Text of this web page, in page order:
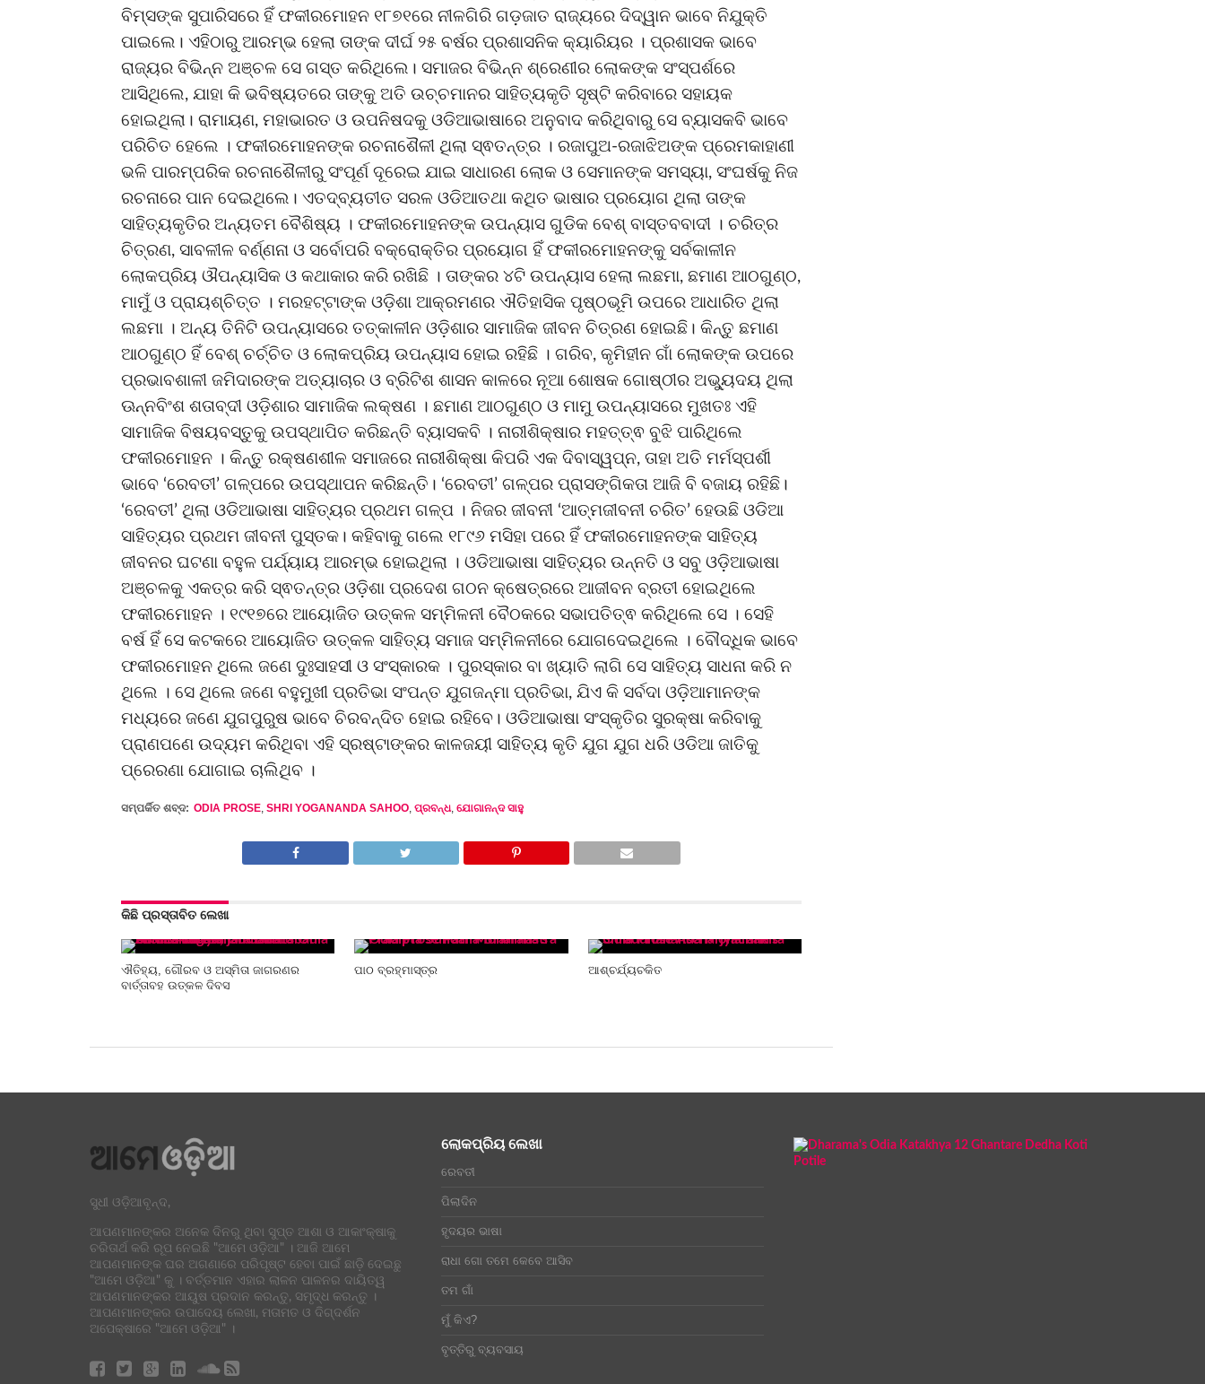
ବିମ୍ସଙ୍କ ସୁପାରିସରେ ହିଁ ଫକୀରମୋହନ ୧୮୭୧ରେ ନୀଳଗିରି ଗଡ଼ଜାତ ରାଜ୍ୟରେ ଦିଦ୍ୱାନ ଭାବେ ନିଯୁକ୍ତି
ପାଇଲେ। ଏହିଠାରୁ ଆରମ୍ଭ ହେଲା ତାଙ୍କ ଦୀର୍ଘ ୨୫ ବର୍ଷର ପ୍ରଶାସନିକ କ୍ୟାରିୟର । ପ୍ରଶାସକ ଭାବେ
ରାଜ୍ୟର ବିଭିନ୍ନ ଅଞ୍ଚଳ ସେ ଗସ୍ତ କରିଥିଲେ। ସମାଜର ବିଭିନ୍ନ ଶ୍ରେଣୀର ଲୋକଙ୍କ ସଂସ୍ପର୍ଶରେ
ଆସିଥିଲେ, ଯାହା କି ଭବିଷ୍ୟତରେ ତାଙ୍କୁ ଅତି ଉଚ୍ଚମାନର ସାହିତ୍ୟକୃତି ସୃଷ୍ଟି କରିବାରେ ସହାୟକ
ହୋଇଥିଲା। ରାମାୟଣ, ମହାଭାରତ ଓ ଉପନିଷଦକୁ ଓଡିଆଭାଷାରେ ଅନୁବାଦ କରିଥିବାରୁ ସେ ବ୍ୟାସକବି ଭାବେ
ପରିଚିତ ହେଲେ । ଫକୀରମୋହନଙ୍କ ରଚନାଶୈଳୀ ଥିଲା ସ୍ଵତନ୍ତ୍ର । ରଜାପୁଅ-ରଜାଝିଅଙ୍କ ପ୍ରେମକାହାଣୀ
ଭଳି ପାରମ୍ପରିକ ରଚନାଶୈଳୀରୁ ସଂପୂର୍ଣ ଦୂରେଇ ଯାଇ ସାଧାରଣ ଲୋକ ଓ ସେମାନଙ୍କ ସମସ୍ୟା, ସଂଘର୍ଷକୁ ନିଜ
ରଚନାରେ ପାନ ଦେଇଥିଲେ। ଏତଦ୍‌ବ୍ୟତୀତ ସରଳ ଓଡିଆତଥା କଥିତ ଭାଷାର ପ୍ରୟୋଗ ଥିଲା ତାଙ୍କ
ସାହିତ୍ୟକୃତିର ଅନ୍ୟତମ ବୈଶିଷ୍ୟ । ଫକୀରମୋହନଙ୍କ ଉପନ୍ୟାସ ଗୁଡିକ ବେଶ୍ ବାସ୍ତବବାଦୀ । ଚରିତ୍ର
ଚିତ୍ରଣ, ସାବଳୀଳ ବର୍ଣ୍ଣନା ଓ ସର୍ବୋପରି ବକ୍ରୋକ୍ତିର ପ୍ରୟୋଗ ହିଁ ଫକୀରମୋହନଙ୍କୁ ସର୍ବକାଳୀନ
ଲୋକପ୍ରିୟ ଔପନ୍ୟାସିକ ଓ କଥାକାର କରି ରଖିଛି । ତାଙ୍କର ୪ଟି ଉପନ୍ୟାସ ହେଲା ଲଛମା, ଛମାଣ ଆଠଗୁଣ୍ଠ,
ମାମୁଁ ଓ ପ୍ରାୟଶ୍ଚିତ୍ତ । ମରହଟ୍ଟାଙ୍କ ଓଡ଼ିଶା ଆକ୍ରମଣର ଐତିହାସିକ ପୃଷ୍ଠଭୂମି ଉପରେ ଆଧାରିତ ଥିଲା
ଲଛମା । ଅନ୍ୟ ତିନିଟି ଉପନ୍ୟାସରେ ତତ୍କାଳୀନ ଓଡ଼ିଶାର ସାମାଜିକ ଜୀବନ ଚିତ୍ରଣ ହୋଇଛି। କିନ୍ତୁ ଛମାଣ
ଆଠଗୁଣ୍ଠ ହିଁ ବେଶ୍ ଚର୍ଚ୍ଚିତ ଓ ଲୋକପ୍ରିୟ ଉପନ୍ୟାସ ହୋଇ ରହିଛି । ଗରିବ, କୃମିହୀନ ଗାଁ ଲୋକଙ୍କ ଉପରେ
ପ୍ରଭାବଶାଳୀ ଜମିଦାରଙ୍କ ଅତ୍ୟାଚାର ଓ ବ୍ରିଟିଶ ଶାସନ କାଳରେ ନୂଆ ଶୋଷକ ଗୋଷ୍ଠୀର ଅଭ୍ୟୁଦୟ ଥିଲା
ଊନ୍ନବିଂଶ ଶତାବ୍ଦୀ ଓଡ଼ିଶାର ସାମାଜିକ ଲକ୍ଷଣ । ଛମାଣ ଆଠଗୁଣ୍ଠ ଓ ମାମୁ ଉପନ୍ୟାସରେ ମୁଖତଃ ଏହି
ସାମାଜିକ ବିଷୟବସ୍ତୁକୁ ଉପସ୍ଥାପିତ କରିଛନ୍ତି ବ୍ୟାସକବି । ନାରୀଶିକ୍ଷାର ମହତ୍ତ୍ଵ ବୁଝି ପାରିଥିଲେ
ଫକୀରମୋହନ । କିନ୍ତୁ ରକ୍ଷଣଶୀଳ ସମାଜରେ ନାରୀଶିକ୍ଷା କିପରି ଏକ ଦିବାସ୍ୱପ୍ନ, ତାହା ଅତି ମର୍ମସ୍ପର୍ଶୀ
ଭାବେ ‘ରେବତୀ’ ଗଳ୍ପରେ ଉପସ୍ଥାପନ କରିଛନ୍ତି। ‘ରେବତୀ’ ଗଳ୍ପର ପ୍ରାସଙ୍ଗିକତା ଆଜି ବି ବଜାୟ ରହିଛି।
‘ରେବତୀ’ ଥିଲା ଓଡିଆଭାଷା ସାହିତ୍ୟର ପ୍ରଥମ ଗଳ୍ପ । ନିଜର ଜୀବନୀ ‘ଆତ୍ମଜୀବନୀ ଚରିତ’ ହେଉଛି ଓଡିଆ
ସାହିତ୍ୟର ପ୍ରଥମ ଜୀବନୀ ପୁସ୍ତକ। କହିବାକୁ ଗଲେ ୧୮୯୬ ମସିହା ପରେ ହିଁ ଫକୀରମୋହନଙ୍କ ସାହିତ୍ୟ
ଜୀବନର ଘଟଣା ବହୁଳ ପର୍ଯ୍ୟାୟ ଆରମ୍ଭ ହୋଇଥିଲା । ଓଡିଆଭାଷା ସାହିତ୍ୟର ଉନ୍ନତି ଓ ସବୁ ଓଡ଼ିଆଭାଷା
ଅଞ୍ଚଳକୁ ଏକତ୍ର କରି ସ୍ଵତନ୍ତ୍ର ଓଡ଼ିଶା ପ୍ରଦେଶ ଗଠନ କ୍ଷେତ୍ରରେ ଆଜୀବନ ବ୍ରତୀ ହୋଇଥିଲେ
ଫକୀରମୋହନ । ୧୯୧୭ରେ ଆୟୋଜିତ ଉତ୍କଳ ସମ୍ମିଳନୀ ବୈଠକରେ ସଭାପତିତ୍ଵ କରିଥିଲେ ସେ । ସେହି
ବର୍ଷ ହିଁ ସେ କଟକରେ ଆୟୋଜିତ ଉତ୍କଳ ସାହିତ୍ୟ ସମାଜ ସମ୍ମିଳନୀରେ ଯୋଗଦେଇଥିଲେ । ବୌଦ୍ଧିକ ଭାବେ
ଫକୀରମୋହ‌ନ ଥିଲେ ଜଣେ ଦୁଃସାହସୀ ଓ ସଂସ୍କାରକ । ପୁରସ୍କାର ବା ଖ୍ୟାତି ଲାଗି ସେ ସାହିତ୍ୟ ସାଧନା କରି ନ
ଥିଲେ । ସେ ଥିଲେ ଜଣେ ବହୁମୁଖୀ ପ୍ରତିଭା ସଂପନ୍ତ ଯୁଗଜନ୍ମା ପ୍ରତିଭା, ଯିଏ କି ସର୍ବଦା ଓଡ଼ିଆମାନଙ୍କ
ମଧ୍ୟରେ ଜଣେ ଯୁଗପୁରୁଷ ଭାବେ ଚିରବନ୍ଦିତ ହୋଇ ରହିବେ। ଓଡିଆଭାଷା ସଂସ୍କୃତିର ସୁରକ୍ଷା କରିବାକୁ
ପ୍ରାଣପଣେ ଉଦ୍ୟମ କରିଥିବା ଏହି ସ୍ରଷ୍ଟାଙ୍କର କାଳଜୟୀ ସାହିତ୍ୟ କୃତି ଯୁଗ ଯୁଗ ଧରି ଓଡିଆ ଜାତିକୁ
ପ୍ରେରଣା ଯୋଗାଇ ଚାଲିଥିବ ।
ସମ୍ପର୍କିତ ଶବ୍ଦ: ODIA PROSE, SHRI YOGANANDA SAHOO, ପ୍ରବନ୍ଧ, ଯୋଗାନନ୍ଦ ସାହୁ
କିଛି ପ୍ରସ୍ତାବିତ ଲେଖା
ଐତିହ୍ୟ, ଗୌରବ ଓ ଅସ୍ମିତା ଜାଗରଣର
ବାର୍ତ୍ତାବହ ଉତ୍କଳ ଦିବସ
ପାଠ ବ୍ରହ୍ମାସ୍ତ୍ର ଆଶ୍ଚର୍ଯ୍ୟଚକିତ
ସୁଧୀ ଓଡ଼ିଆବୃନ୍ଦ,
ଆପଣମାନଙ୍କର ଅନେକ ଦିନରୁ ଥିବା ସୁପ୍ତ ଆଶା ଓ ଆକାଂକ୍ଷାକୁ
ଚରିତାର୍ଥ କରି ରୂପ ନେଇଛି "ଆମେ ଓଡ଼ିଆ" । ଆଜି ଆମେ
ଆପଣମାନଙ୍କ ଘର ଅଗଣାରେ ପରିପୃଷ୍ଟ ହେବା ପାଇଁ ଛାଡ଼ି ଦେଇଛୁ
"ଆମେ ଓଡ଼ିଆ" କୁ । ବର୍ତ୍ତମାନ ଏହାର ଲାଳନ ପାଳନର ଦାୟିତ୍ୱ
ଆପଣମାନଙ୍କର ଆୟୁଷ ପ୍ରଦାନ କରନ୍ତୁ, ସମୃଦ୍ଧ କରନ୍ତୁ ।
ଆପଣମାନଙ୍କର ଉପାଦେୟ ଲେଖା, ମତାମତ ଓ ଦିଗ୍ଦର୍ଶନ
ଅପେକ୍ଷାରେ "ଆମେ ଓଡ଼ିଆ" ।
ଲୋକପ୍ରିୟ ଲେଖା
ରେବତୀ
ପିଲାଦିନ
ହୃଦୟର ଭାଷା
ରାଧା ଗୋ ତମେ କେବେ ଆସିବ
ତମ ଗାଁ
ମୁଁ କିଏ?
ବୃତ୍ତିରୁ ବ୍ୟବସାୟ